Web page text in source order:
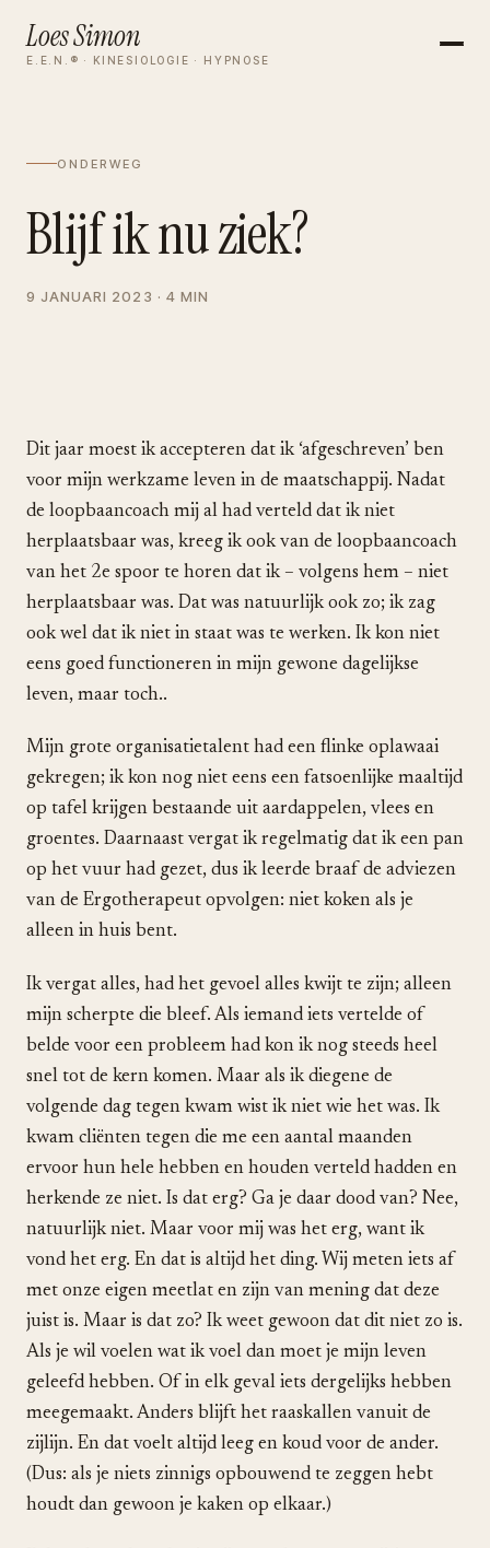
Loes Simon
E.E.N.® · KINESIOLOGIE · HYPNOSE
ONDERWEG
Blijf ik nu ziek?
9 JANUARI 2023 · 4 MIN
Dit jaar moest ik accepteren dat ik ‘afgeschreven’ ben
voor mijn werkzame leven in de maatschappij. Nadat
de loopbaancoach mij al had verteld dat ik niet
herplaatsbaar was, kreeg ik ook van de loopbaancoach
van het 2e spoor te horen dat ik – volgens hem – niet
herplaatsbaar was. Dat was natuurlijk ook zo; ik zag
ook wel dat ik niet in staat was te werken. Ik kon niet
eens goed functioneren in mijn gewone dagelijkse
leven, maar toch..
Mijn grote organisatietalent had een flinke oplawaai
gekregen; ik kon nog niet eens een fatsoenlijke maaltijd
op tafel krijgen bestaande uit aardappelen, vlees en
groentes. Daarnaast vergat ik regelmatig dat ik een pan
op het vuur had gezet, dus ik leerde braaf de adviezen
van de Ergotherapeut opvolgen: niet koken als je
alleen in huis bent.
Ik vergat alles, had het gevoel alles kwijt te zijn; alleen
mijn scherpte die bleef. Als iemand iets vertelde of
belde voor een probleem had kon ik nog steeds heel
snel tot de kern komen. Maar als ik diegene de
volgende dag tegen kwam wist ik niet wie het was. Ik
kwam cliënten tegen die me een aantal maanden
ervoor hun hele hebben en houden verteld hadden en
herkende ze niet. Is dat erg? Ga je daar dood van? Nee,
natuurlijk niet. Maar voor mij was het erg, want ik
vond het erg. En dat is altijd het ding. Wij meten iets af
met onze eigen meetlat en zijn van mening dat deze
juist is. Maar is dat zo? Ik weet gewoon dat dit niet zo is.
Als je wil voelen wat ik voel dan moet je mijn leven
geleefd hebben. Of in elk geval iets dergelijks hebben
meegemaakt. Anders blijft het raaskallen vanuit de
zijlijn. En dat voelt altijd leeg en koud voor de ander.
(Dus: als je niets zinnigs opbouwend te zeggen hebt
houdt dan gewoon je kaken op elkaar.)